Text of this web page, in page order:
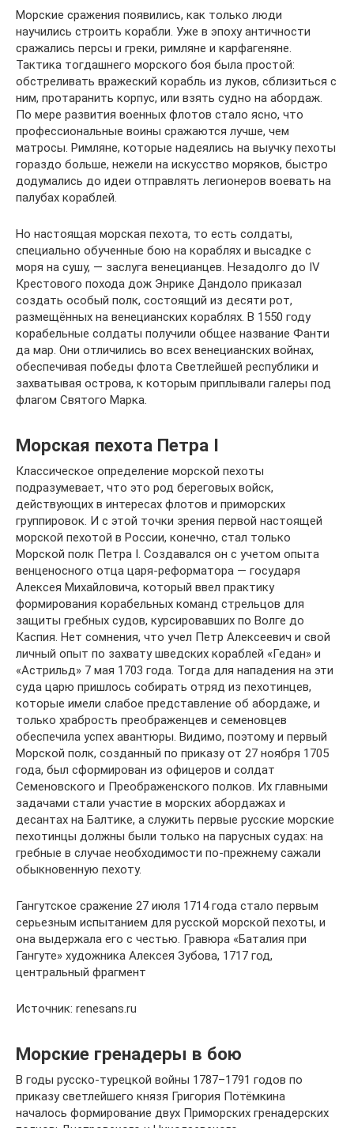
Морские сражения появились, как только люди
научились строить корабли. Уже в эпоху античности
сражались персы и греки, римляне и карфагеняне.
Тактика тогдашнего морского боя была простой:
обстреливать вражеский корабль из луков, сблизиться с
ним, протаранить корпус, или взять судно на абордаж.
По мере развития военных флотов стало ясно, что
профессиональные воины сражаются лучше, чем
матросы. Римляне, которые надеялись на выучку пехоты
гораздо больше, нежели на искусство моряков, быстро
додумались до идеи отправлять легионеров воевать на
палубах кораблей.
Но настоящая морская пехота, то есть солдаты,
специально обученные бою на кораблях и высадке с
моря на сушу, — заслуга венецианцев. Незадолго до IV
Крестового похода дож Энрике Дандоло приказал
создать особый полк, состоящий из десяти рот,
размещённых на венецианских кораблях. В 1550 году
корабельные солдаты получили общее название Фанти
да мар. Они отличились во всех венецианских войнах,
обеспечивая победы флота Светлейшей республики и
захватывая острова, к которым приплывали галеры под
флагом Святого Марка.
Морская пехота Петра I
Классическое определение морской пехоты
подразумевает, что это род береговых войск,
действующих в интересах флотов и приморских
группировок. И с этой точки зрения первой настоящей
морской пехотой в России, конечно, стал только
Морской полк Петра I. Создавался он с учетом опыта
венценосного отца царя-реформатора — государя
Алексея Михайловича, который ввел практику
формирования корабельных команд стрельцов для
защиты гребных судов, курсировавших по Волге до
Каспия. Нет сомнения, что учел Петр Алексеевич и свой
личный опыт по захвату шведских кораблей «Гедан» и
«Астрильд» 7 мая 1703 года. Тогда для нападения на эти
суда царю пришлось собирать отряд из пехотинцев,
которые имели слабое представление об абордаже, и
только храбрость преображенцев и семеновцев
обеспечила успех авантюры. Видимо, поэтому и первый
Морской полк, созданный по приказу от 27 ноября 1705
года, был сформирован из офицеров и солдат
Семеновского и Преображенского полков. Их главными
задачами стали участие в морских абордажах и
десантах на Балтике, а служить первые русские морские
пехотинцы должны были только на парусных судах: на
гребные в случае необходимости по-прежнему сажали
обыкновенную пехоту.
Гангутское сражение 27 июля 1714 года стало первым
серьезным испытанием для русской морской пехоты, и
она выдержала его с честью. Гравюра «Баталия при
Гангуте» художника Алексея Зубова, 1717 год,
центральный фрагмент
Источник: renesans.ru
Морские гренадеры в бою
В годы русско-турецкой войны 1787–1791 годов по
приказу светлейшего князя Григория Потёмкина
началось формирование двух Приморских гренадерских